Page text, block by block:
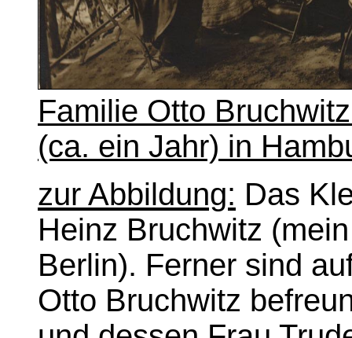
Familie Otto
(ca. ein Jahr) in
zur Abbildung: Das
Heinz Bruchwitz
Berlin). Ferner sind
Otto Bruchwitz